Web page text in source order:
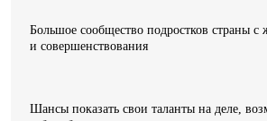
Большое сообщество подростков страны с
и совершенствования
Шансы показать свои таланты на деле,